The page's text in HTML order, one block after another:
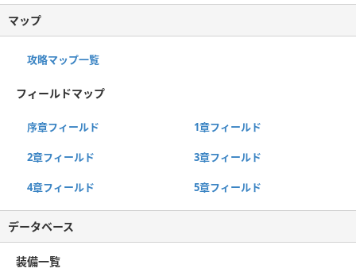
マップ
攻略マップ一覧
フィールドマップ
序章フィールド 1章フィールド
2章フィールド 3章フィールド
4章フィールド 5章フィールド
データベース
装備一覧